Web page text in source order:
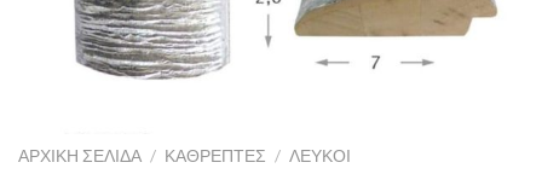
ΑΡΧΙΚΉ ΣΕΛΊΔΑ / ΚΑΘΡΈΠΤΕΣ / ΛΕΥΚΟΊ